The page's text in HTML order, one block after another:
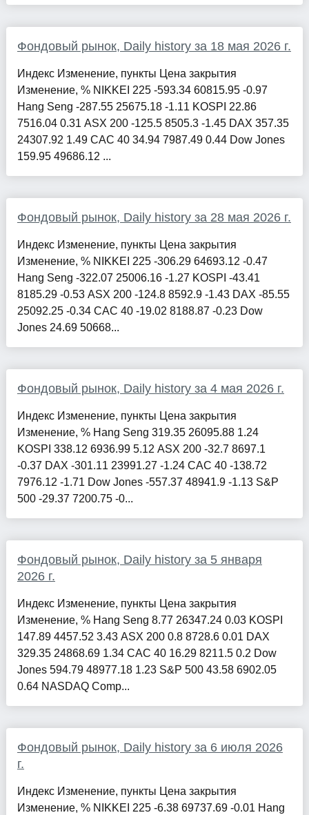
Фондовый рынок, Daily history за 18 мая 2026 г.
Индекс Изменение, пункты Цена закрытия
Изменение, % NIKKEI 225 -593.34 60815.95 -0.97
Hang Seng -287.55 25675.18 -1.11 KOSPI 22.86
7516.04 0.31 ASX 200 -125.5 8505.3 -1.45 DAX 357.35
24307.92 1.49 CAC 40 34.94 7987.49 0.44 Dow Jones
159.95 49686.12 ...
Фондовый рынок, Daily history за 28 мая 2026 г.
Индекс Изменение, пункты Цена закрытия
Изменение, % NIKKEI 225 -306.29 64693.12 -0.47
Hang Seng -322.07 25006.16 -1.27 KOSPI -43.41
8185.29 -0.53 ASX 200 -124.8 8592.9 -1.43 DAX -85.55
25092.25 -0.34 CAC 40 -19.02 8188.87 -0.23 Dow
Jones 24.69 50668...
Фондовый рынок, Daily history за 4 мая 2026 г.
Индекс Изменение, пункты Цена закрытия
Изменение, % Hang Seng 319.35 26095.88 1.24
KOSPI 338.12 6936.99 5.12 ASX 200 -32.7 8697.1
-0.37 DAX -301.11 23991.27 -1.24 CAC 40 -138.72
7976.12 -1.71 Dow Jones -557.37 48941.9 -1.13 S&P
500 -29.37 7200.75 -0...
Фондовый рынок, Daily history за 5 января
2026 г.
Индекс Изменение, пункты Цена закрытия
Изменение, % Hang Seng 8.77 26347.24 0.03 KOSPI
147.89 4457.52 3.43 ASX 200 0.8 8728.6 0.01 DAX
329.35 24868.69 1.34 CAC 40 16.29 8211.5 0.2 Dow
Jones 594.79 48977.18 1.23 S&P 500 43.58 6902.05
0.64 NASDAQ Comp...
Фондовый рынок, Daily history за 6 июля 2026
г.
Индекс Изменение, пункты Цена закрытия
Изменение, % NIKKEI 225 -6.38 69737.69 -0.01 Hang